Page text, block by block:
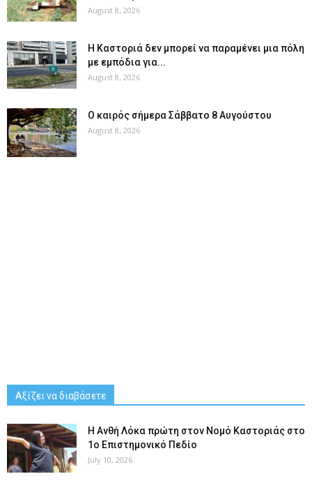
August 8, 2026
Η Καστοριά δεν μπορεί να παραμένει μια πόλη
με εμπόδια για...
August 8, 2026
Ο καιρός σήμερα Σάββατο 8 Αυγούστου
August 8, 2026
Αξίζει να διαβάσετε
Η Ανθή Λόκα πρώτη στον Νομό Καστοριάς στο
1ο Επιστημονικό Πεδίο
July 10, 2026